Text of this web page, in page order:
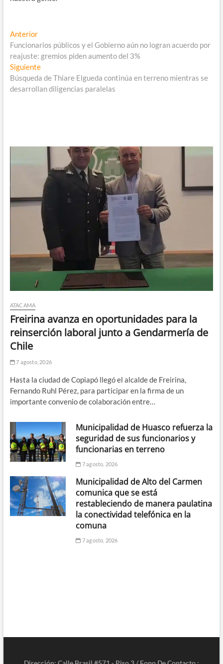
Navegación
de
entradas
AnteriorEntrada
anterior:
Funcionarios públicos y el Gobierno aún no logran acuerdo por
reajuste: gremios piden aumento del 3%
SiguienteEntrada
siguiente:
Búsqueda de Thiare Elgueda continúa en terreno mientras se
desarrollan diligencias paralelas
ATACAMA
Freirina avanza en oportunidades para la
reinserción laboral junto a Gendarmería de
Chile
7 agosto, 2026
Hasta la ciudad de Copiapó llegó el alcalde de Freirina,
Fernando Ruhl Pérez, para participar en la firma de un
importante convenio de colaboración entre…
Municipalidad de Huasco refuerza la
seguridad de sus funcionarios y
funcionarias en terreno
7 agosto, 2026
Municipalidad de Alto del Carmen
comunica que se está
restableciendo de manera paulatina
la conectividad telefónica en la
comuna
7 agosto, 2026